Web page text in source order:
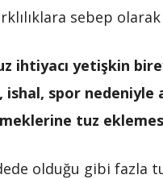
sebep
ihtiyacı yetişkin
ishal, spor
tuz
olduğu gibi fazla